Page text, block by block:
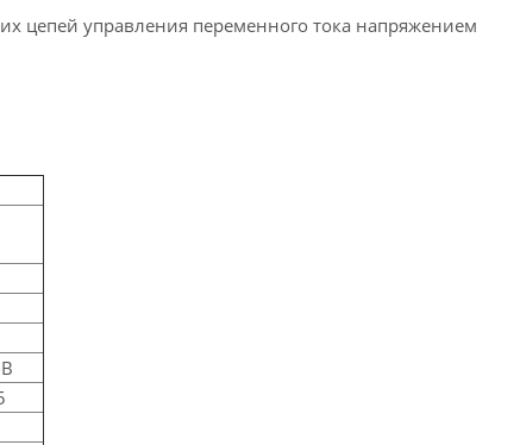
цепей управления переменного тока напряжением